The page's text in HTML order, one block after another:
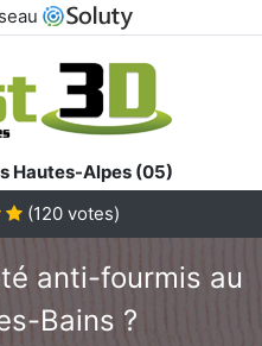
Hautes-Alpes (05)
(120 votes)
anti-fourmis au
Bains ?